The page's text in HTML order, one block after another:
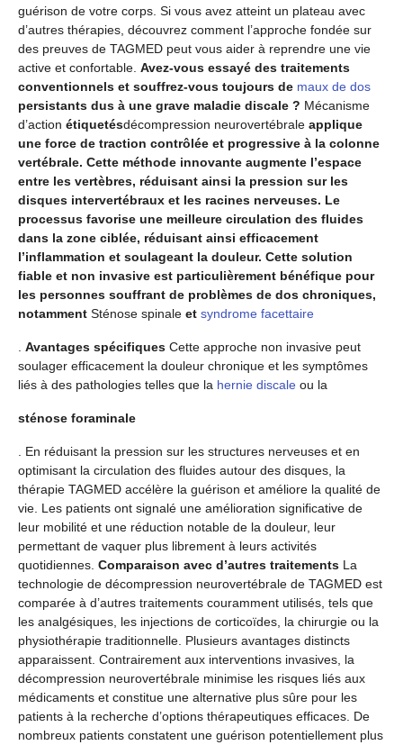
guérison de votre corps. Si vous avez atteint un plateau avec
d’autres thérapies, découvrez comment l’approche fondée sur
des preuves de TAGMED peut vous aider à reprendre une vie
active et confortable. Avez-vous essayé des traitements
conventionnels et souffrez-vous toujours de maux de dos
persistants dus à une grave maladie discale ? Mécanisme
d’action étiquetésdécompression neurovertébrale applique
une force de traction contrôlée et progressive à la colonne
vertébrale. Cette méthode innovante augmente l’espace
entre les vertèbres, réduisant ainsi la pression sur les
disques intervertébraux et les racines nerveuses. Le
processus favorise une meilleure circulation des fluides
dans la zone ciblée, réduisant ainsi efficacement
l’inflammation et soulageant la douleur. Cette solution
fiable et non invasive est particulièrement bénéfique pour
les personnes souffrant de problèmes de dos chroniques,
notamment Sténose spinale et syndrome facettaire
Avantages spécifiques Cette approche non invasive peut
soulager efficacement la douleur chronique et les symptômes
liés à des pathologies telles que la hernie discale ou la
sténose foraminale
. En réduisant la pression sur les structures nerveuses et en
optimisant la circulation des fluides autour des disques, la
thérapie TAGMED accélère la guérison et améliore la qualité de
vie. Les patients ont signalé une amélioration significative de
leur mobilité et une réduction notable de la douleur, leur
permettant de vaquer plus librement à leurs activités
quotidiennes. Comparaison avec d’autres traitements La
technologie de décompression neurovertébrale de TAGMED est
comparée à d’autres traitements couramment utilisés, tels que
les analgésiques, les injections de corticoïdes, la chirurgie ou la
physiothérapie traditionnelle. Plusieurs avantages distincts
apparaissent. Contrairement aux interventions invasives, la
décompression neurovertébrale minimise les risques liés aux
médicaments et constitue une alternative plus sûre pour les
patients à la recherche d’options thérapeutiques efficaces. De
nombreux patients constatent une guérison potentiellement plus